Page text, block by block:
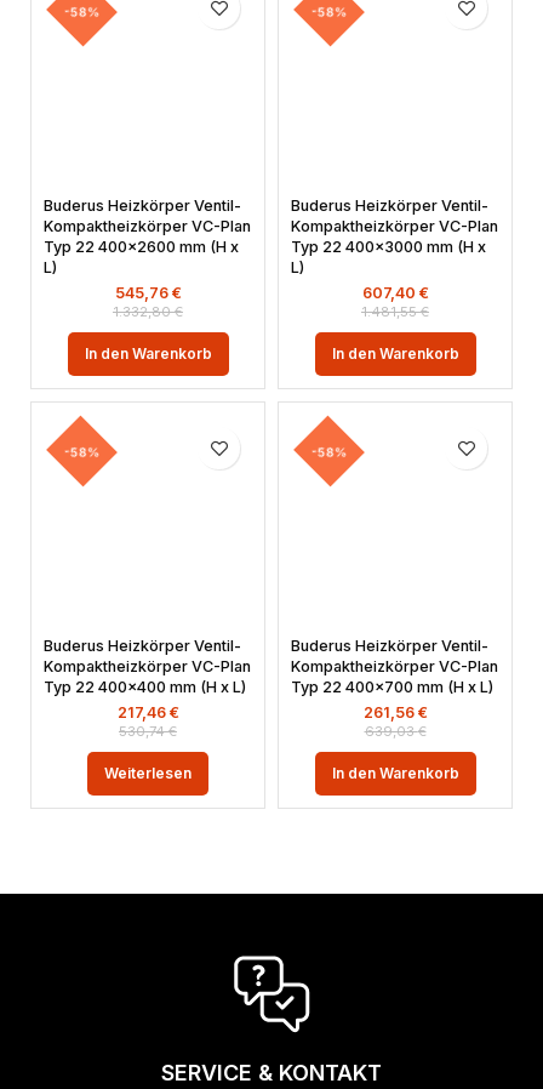
-58%
Buderus Heizkörper Ventil-
Kompaktheizkörper VC-Plan
Typ 22 400×2600 mm (H x
L)
1.332,80€
545,76 €
In den Warenkorb
-58%
Buderus Heizkörper Ventil-
Kompaktheizkörper VC-Plan
Typ 22 400×3000 mm (H x
L)
1.481,55€
607,40 €
In den Warenkorb
-58%
Buderus Heizkörper Ventil-
Kompaktheizkörper VC-Plan
Typ 22 400×400 mm (H x L)
530,74€
217,46 €
Weiterlesen
-58%
Buderus Heizkörper Ventil-
Kompaktheizkörper VC-Plan
Typ 22 400×700 mm (H x L)
639,03€
261,56 €
In den Warenkorb
SERVICE & KONTAKT